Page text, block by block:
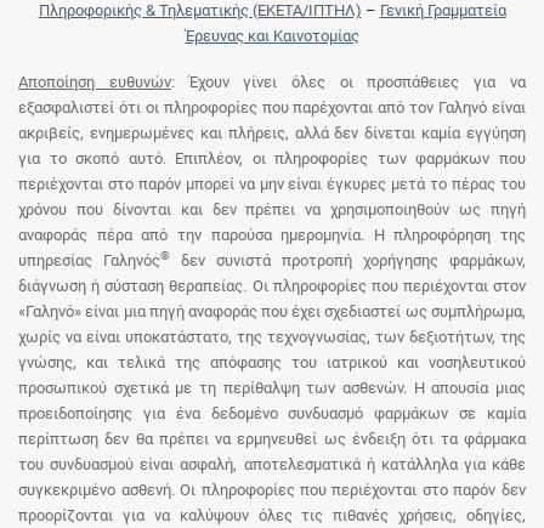
Πληροφορικής & Τηλεματικής (ΕΚΕΤΑ/ΙΠΤΗΛ) – Γενική Γραμματεία
Έρευνας και Καινοτομίας
Αποποίηση ευθυνών: Έχουν γίνει όλες οι προσπάθειες για να
εξασφαλιστεί ότι οι πληροφορίες που παρέχονται από τον Γαληνό είναι
ακριβείς, ενημερωμένες και πλήρεις, αλλά δεν δίνεται καμία εγγύηση
για το σκοπό αυτό. Επιπλέον, οι πληροφορίες των φαρμάκων που
περιέχονται στο παρόν μπορεί να μην είναι έγκυρες μετά το πέρας του
χρόνου που δίνονται και δεν πρέπει να χρησιμοποιηθούν ως πηγή
αναφοράς πέρα από την παρούσα ημερομηνία. Η πληροφόρηση της
υπηρεσίας Γαληνός®
δεν συνιστά προτροπή χορήγησης φαρμάκων,
διάγνωση ή σύσταση θεραπείας. Οι πληροφορίες που περιέχονται στον
«Γαληνό» είναι μια πηγή αναφοράς που έχει σχεδιαστεί ως συμπλήρωμα,
χωρίς να είναι υποκατάστατο, της τεχνογνωσίας, των δεξιοτήτων, της
γνώσης, και τελικά της απόφασης του ιατρικού και νοσηλευτικού
προσωπικού σχετικά με τη περίθαλψη των ασθενών. Η απουσία μιας
προειδοποίησης για ένα δεδομένο συνδυασμό φαρμάκων σε καμία
περίπτωση δεν θα πρέπει να ερμηνευθεί ως ένδειξη ότι τα φάρμακα
του συνδυασμού είναι ασφαλή, αποτελεσματικά ή κατάλληλα για κάθε
συγκεκριμένο ασθενή. Οι πληροφορίες που περιέχονται στο παρόν δεν
προορίζονται για να καλύψουν όλες τις πιθανές χρήσεις, οδηγίες,